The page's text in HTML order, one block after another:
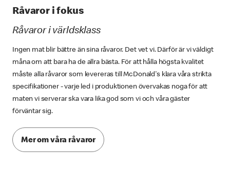
Råvaror i fokus
Råvaror i världsklass
Ingen mat blir bättre än sina råvaror. Det vet vi. Därför är vi väldigt
måna om att bara ha de allra bästa. För att hålla högsta kvalitet
måste alla råvaror som levereras till McDonald's klara våra strikta
specifikationer - varje led i produktionen övervakas noga för att
maten vi serverar ska vara lika god som vi och våra gäster
förväntar sig.
Mer om våra råvaror